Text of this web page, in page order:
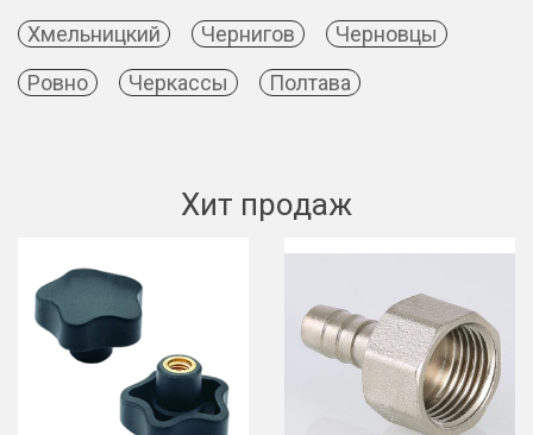
Хмельницкий
Чернигов
Черновцы
Ровно
Черкассы Полтава
Хит продаж